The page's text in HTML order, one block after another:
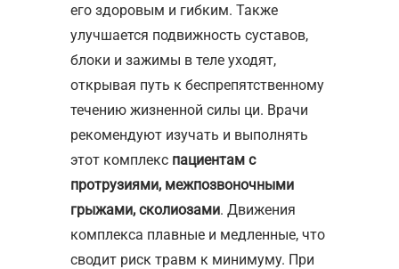
его здоровым и гибким. Также
улучшается подвижность суставов,
блоки и зажимы в теле уходят,
открывая путь к беспрепятственному
течению жизненной силы ци. Врачи
рекомендуют изучать и выполнять
этот комплекс пациентам с
протрузиями, межпозвоночными
грыжами, сколиозами. Движения
комплекса плавные и медленные, что
сводит риск травм к минимуму. При